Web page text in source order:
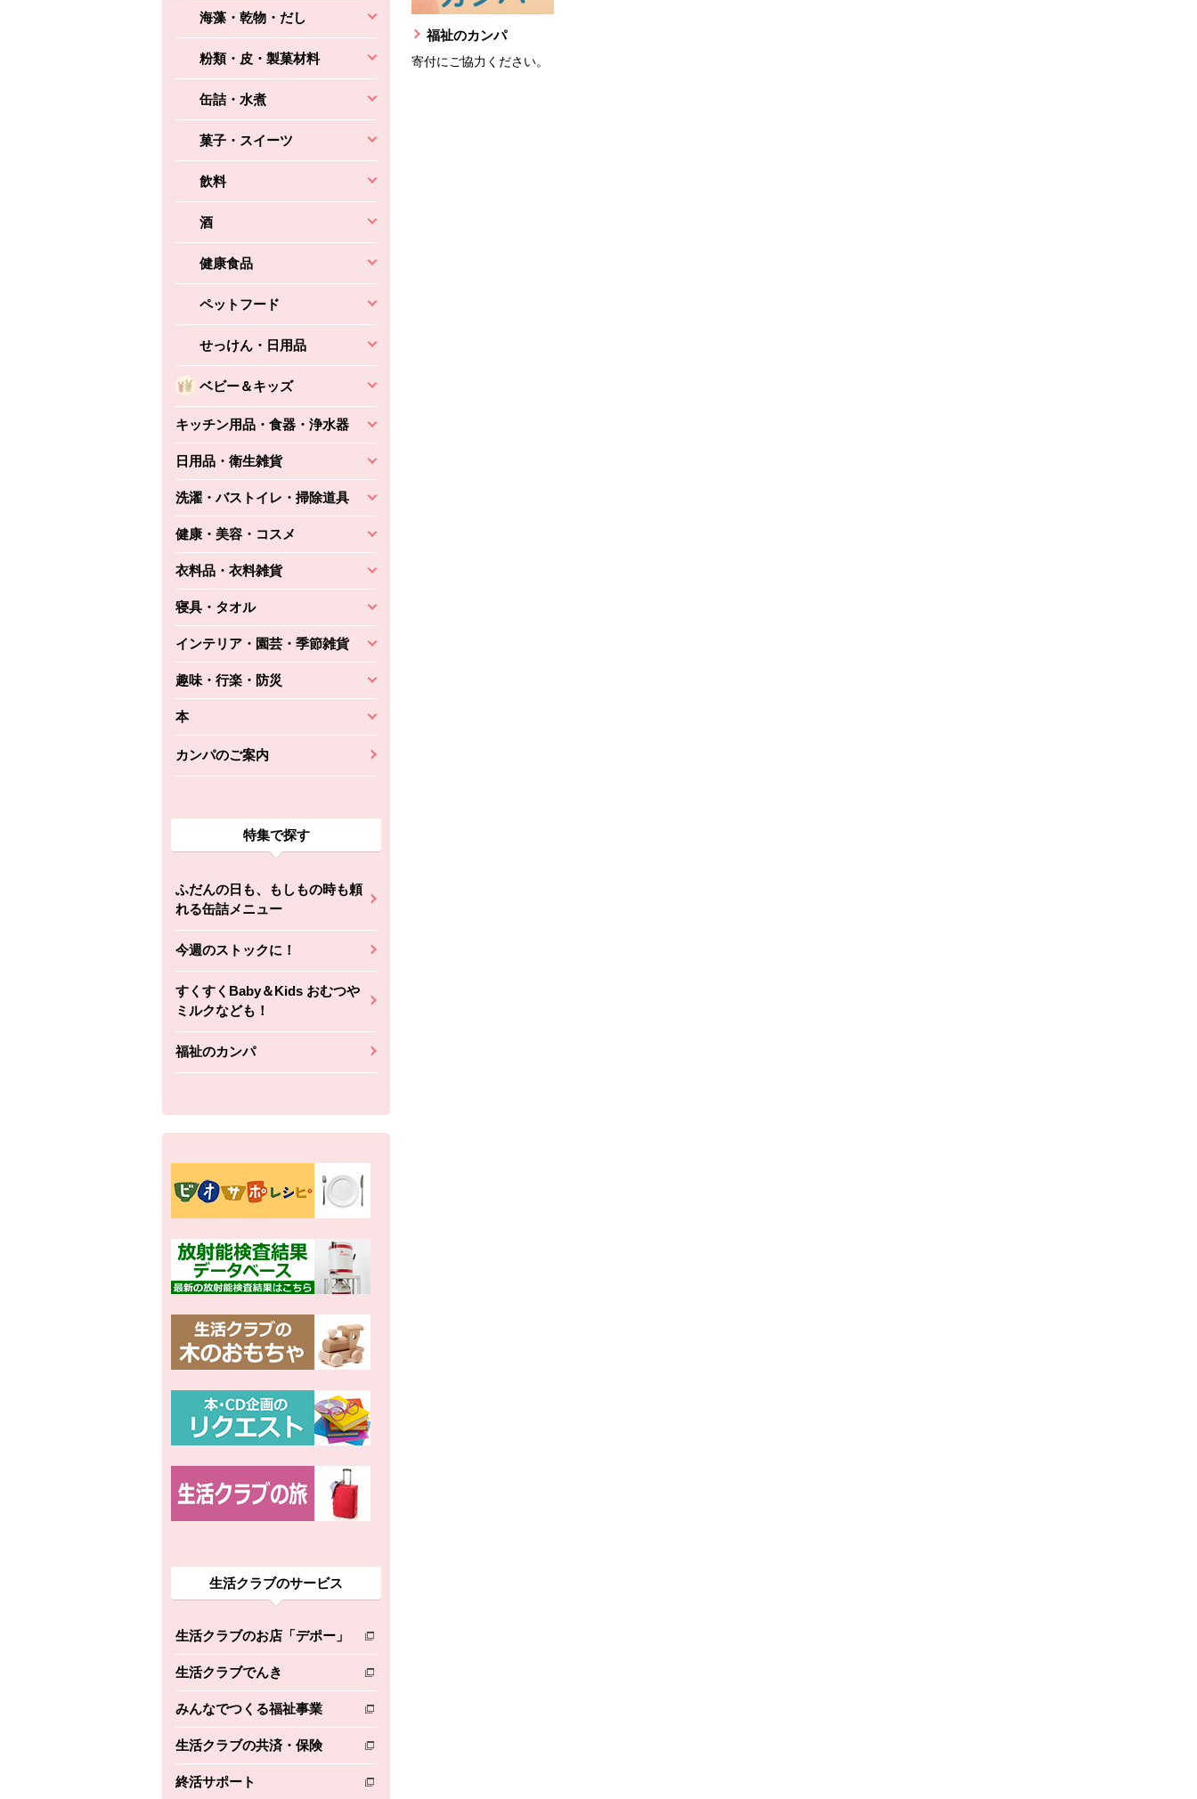
海藻・乾物・だし
粉類・皮・製菓材料
缶詰・水煮
菓子・スイーツ
飲料
酒
健康食品
ペットフード
せっけん・日用品
ベビー＆キッズ
キッチン用品・食器・浄水器
日用品・衛生雑貨
洗濯・バストイレ・掃除道具
健康・美容・コスメ
衣料品・衣料雑貨
寝具・タオル
インテリア・園芸・季節雑貨
趣味・行楽・防災
本
カンパのご案内
特集で探す
ふだんの日も、もしもの時も頼
れる缶詰メニュー
今週のストックに！
すくすくBaby＆Kids おむつや
ミルクなども！
福祉のカンパ
生活クラブのサービス
生活クラブのお店「デポー」
別のウィンドウで開きます。
生活クラブでんき
別のウィンドウで開きます。
みんなでつくる福祉事業
別のウィンドウで開きます。
生活クラブの共済・保険
別のウィンドウで開きます。
終活サポート
別のウィンドウで開きます。
福祉のカンパ
寄付にご協力ください。